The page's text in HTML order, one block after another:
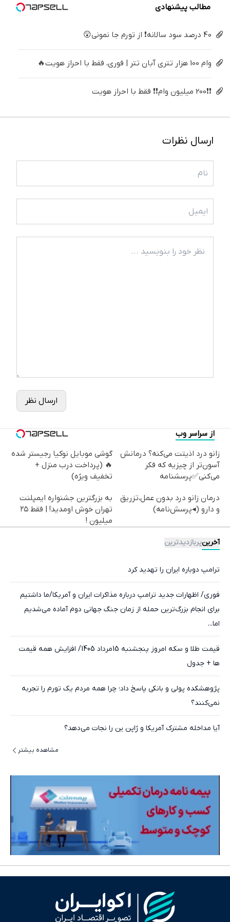
مطالب پیشنهادی
40 درصد سود سالانه❗ از تورم جا نمونی😲
وام 100 هزار تتری آبان تتر | فوری، فقط با احراز هویت🔥
❗❗200 میلیون وام❗❗ فقط با احراز هویت
ارسال نظرات
ارسال نظر
از سراسر وب
زانو درد اذیتت می‌کنه؟ درمانش
آسون‌تر از چیزیه که فکر
می‌کنی✅پرسشنامه
گوشی موبایل نوکیا رجیستر شده
🔥 (پرداخت درب منزل +
تخفیف ویژه)
درمان زانو درد بدون عمل،تزریق
و دارو (◂پرسش‌نامه)
به بزرگترین جشنواره ایمپلنت
تهران خوش اومدید! | فقط ۲۵
میلیون !
آخرینپربازدیدترین
ترامپ دوباره ایران را تهدید کرد
فوری/ اظهارات جدید ترامپ درباره مذاکرات ایران و آمریکا/ما داشتیم
برای انجام بزرگ‌ترین حمله از زمان جنگ جهانی دوم آماده می‌شدیم
اما...
قیمت طلا و سکه امروز پنجشنبه 15مرداد 1405/ افزایش همه قیمت
ها + جدول
پژوهشکده پولی و بانکی پاسخ داد؛ چرا همه مردم یک تورم را تجربه
نمی‌کنند؟
آیا مداخله مشترک آمریکا و ژاپن ین را نجات می‌دهد؟
مشاهده بیشتر